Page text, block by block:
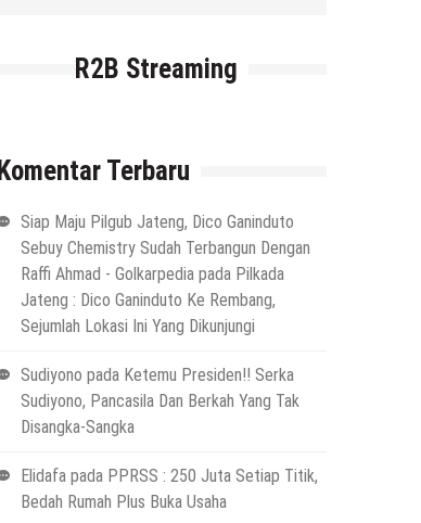
R2B Streaming
Komentar Terbaru
Siap Maju Pilgub Jateng, Dico Ganinduto
Sebuy Chemistry Sudah Terbangun Dengan
Raffi Ahmad - Golkarpediapada Pilkada
Jateng : Dico Ganinduto Ke Rembang,
Sejumlah Lokasi Ini Yang Dikunjungi
Sudiyono pada Ketemu Presiden!! Serka
Sudiyono, Pancasila Dan Berkah Yang Tak
Disangka-Sangka
Elidafapada PPRSS : 250 Juta Setiap Titik,
Bedah Rumah Plus Buka Usaha